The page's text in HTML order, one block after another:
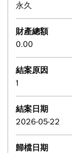
永久
財產總額
0.00
結案原因
1
結案日期
2026-05-22
歸檔日期